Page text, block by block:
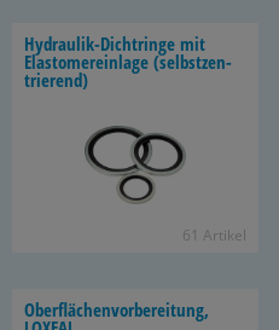
Hydraulik-​Dichtringe mit
Elas­to­me­r­ein­la­ge (selbst­zen­
trie­rend)
61 Ar­ti­kel
Ober­flä­chen­vor­be­rei­tung,